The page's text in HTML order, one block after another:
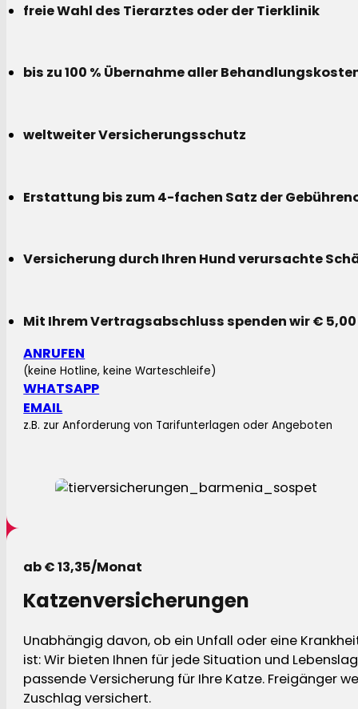
freie Wahl des Tierarztes oder der Tierklinik
bis zu 100 % Übernahme aller
weltweiter Versicherungsschutz
Erstattung bis zum 4-fachen Satz der
Versicherung durch Ihren Hund verursachte
Mit Ihrem Vertragsabschluss spenden wir €
ANRUFEN
(keine Hotline, keine Warteschleife)
WHATSAPP
EMAIL
z.B. zur Anforderung von Tarifunterlagen oder Angeboten
ab € 13,35/Monat
Katzenversicherungen
Unabhängig davon, ob ein Unfall oder eine
ist: Wir bieten Ihnen für jede Situation und
passende Versicherung für Ihre Katze. Freigänger
Zuschlag versichert.